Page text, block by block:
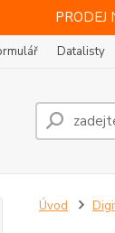
PRODEJ
Datalisty
Úvod